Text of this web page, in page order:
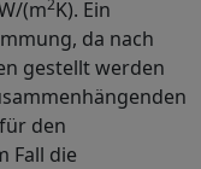
(m2K). Ein
da nach
gestellt werden
den
Fall die